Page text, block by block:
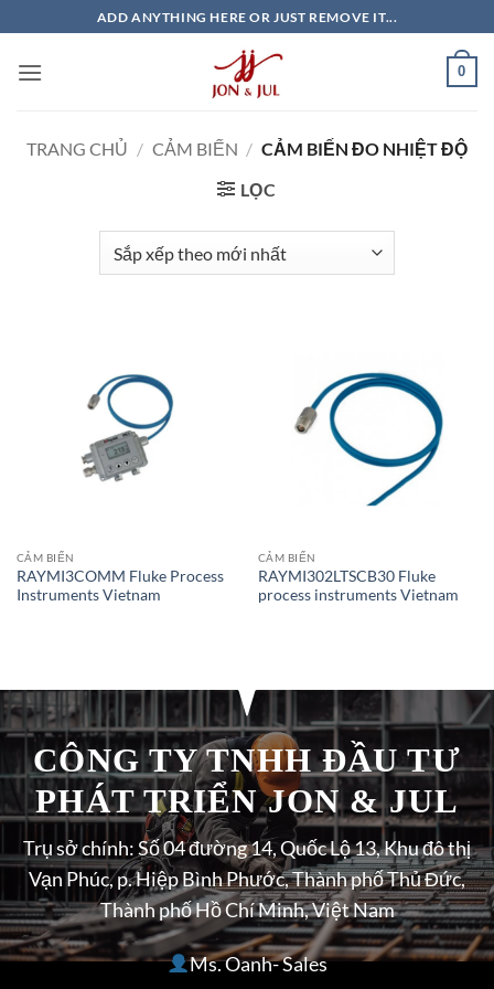
qua
nội
ADD ANYTHING HERE OR JUST REMOVE IT...
0
TRANG CHỦ / CẢM BIẾN / CẢM BIẾN ĐO NHIỆT ĐỘ
LỌC
CẢM BIẾN
RAYMI3COMM Fluke Process
Instruments Vietnam
CẢM BIẾN
RAYMI302LTSCB30 Fluke
process instruments Vietnam
CÔNG TY TNHH ĐẦU TƯ
PHÁT TRIỂN JON & JUL
Trụ sở chính: Số 04 đường 14, Quốc Lộ 13, Khu đô thị
Vạn Phúc, p. Hiệp Bình Phước, Thành phố Thủ Đức,
Thành phố Hồ Chí Minh, Việt Nam
Ms. Oanh- Sales